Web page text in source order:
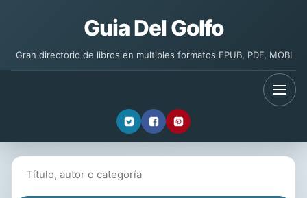
Guia Del Golfo
Gran directorio de libros en multiples formatos EPUB, PDF, MOBI